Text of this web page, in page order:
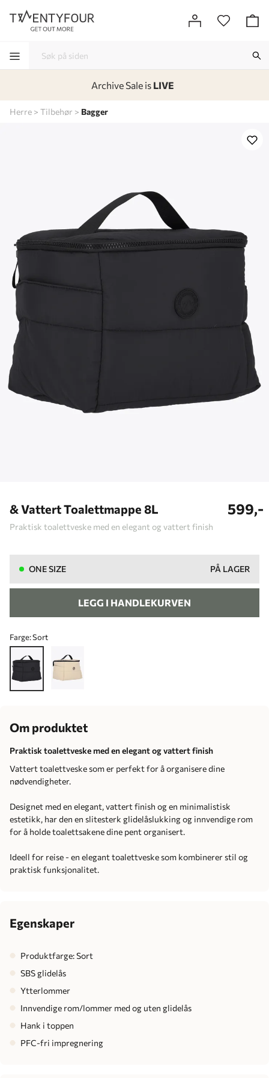
Herre Tilbehør Bagger
& Vattert Toalettmappe 8L
Praktisk toalettveske med en elegant og vattert finish
599,-
ONE SIZE PÅ LAGER
LEGG I HANDLEKURVEN
Farge:Sort
Om produktet
Praktisk toalettveske med en elegant og vattert finish
Vattert toalettveske som er perfekt for å organisere dine
nødvendigheter.
Designet med en elegant, vattert finish og en minimalistisk
estetikk, har den en slitesterk glidelåslukking og innvendige rom
for å holde toalettsakene dine pent organisert.
Ideell for reise - en elegant toalettveske som kombinerer stil og
praktisk funksjonalitet.
Egenskaper
Produktfarge: Sort
SBS glidelås
Ytterlommer
Innvendige rom/lommer med og uten glidelås
Hank i toppen
PFC-fri impregnering
Archive Sale is LIVE
-
-
-
-